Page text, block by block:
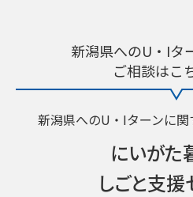
新潟県へのU・Iタ
ご相談はこ
新潟県へのU・Iターンに
にいがた
しごと支援